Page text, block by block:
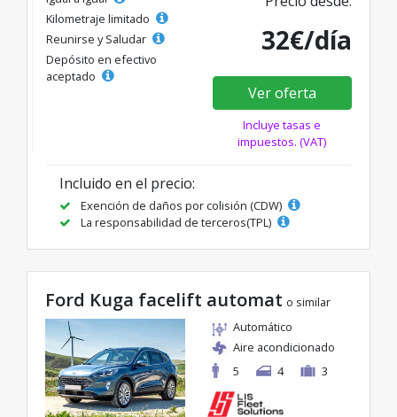
Kilometraje limitado
Reunirse y Saludar
Depósito en efectivo
aceptado
32€/día
Ver oferta
Incluye tasas e
impuestos. (VAT)
Incluido en el precio:
Exención de daños por colisión (CDW)
La responsabilidad de terceros(TPL)
Ford Kuga facelift automat o similar
Automático
Aire acondicionado
5
4 3